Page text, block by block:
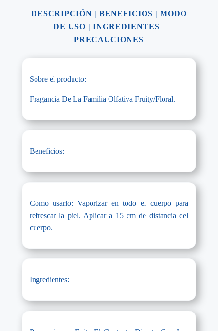
DESCRIPCIÓN | BENEFICIOS | MODO
DE USO | INGREDIENTES |
PRECAUCIONES
Sobre el producto:
Fragancia De La Familia Olfativa Fruity/Floral.
Beneficios:
Como usarlo: Vaporizar en todo el cuerpo para
refrescar la piel. Aplicar a 15 cm de distancia del
cuerpo.
Ingredientes: